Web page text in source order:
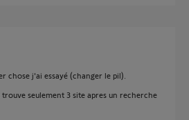
chose j'ai essayé (changer le pil).
trouve seulement 3 site apres un recherche